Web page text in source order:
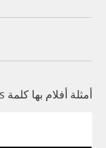
أمثلة أفلام بها كلمة Cappuccinos